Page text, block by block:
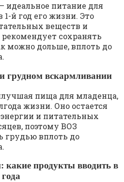
идеальное питание для
1-й год его жизни. Это
веществ и
сохранять
можно дольше, вплоть до
грудном вскармливании
пища для младенца,
жизни. Оно остается
и питательных
поэтому ВОЗ
грудью вплоть до
продукты вводить в